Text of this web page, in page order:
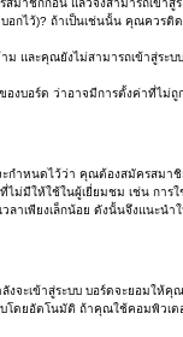
าชิกก่อน แล้วจึงสามารถเข้าสู่ร
ไว้)? ถ้าเป็นเช่นนั้น คุณควรติด
และคุณยังไม่สามารถเข้าสู่ระบ
งบอร์ด ว่าอาจมีการตั้งค่าที่ไม่ถู
กำหนดไว้ว่า คุณต้องสมัครสมา
มีให้ใช้ในผู้เยี่ยมชม เช่น การ
ลาเพียงเล็กน้อย ดังนั้นจึงแนะน
ะเข้าสู่ระบบ บอร์ดจะยอมให้คุ
ดยอัตโนมัติ ถ้าคุณใช้คอมพิวเต